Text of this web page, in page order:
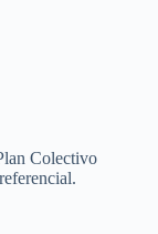
Colectivo